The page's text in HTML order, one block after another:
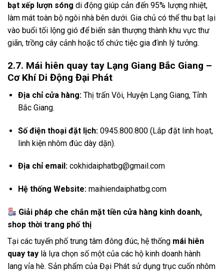
bạt xếp lượn sóng di động giúp cản đến 95% lượng nhiệt,
làm mát toàn bộ ngôi nhà bên dưới. Gia chủ có thể thu bạt lại
vào buổi tối lộng gió để biến sân thượng thành khu vực thư
giãn, trồng cây cảnh hoặc tổ chức tiệc gia đình lý tưởng.
2.7. Mái hiên quay tay Lạng Giang Bắc Giang –
Cơ Khí Di Động Đại Phát
Địa chỉ cửa hàng:Thị trấn Vôi, Huyện Lạng Giang, Tỉnh
Bắc Giang.
Số điện thoại đặt lịch:0945.800.800 (Lắp đặt linh hoạt,
linh kiện nhôm đúc dày dặn).
Địa chỉ email:cokhidaiphatbg@gmail.com
Hệ thống Website:maihiendaiphatbg.com
Giải pháp che chắn mặt tiền cửa hàng kinh doanh,
shop thời trang phố thị
Tại các tuyến phố trung tâm đông đúc, hệ thống mái hiên
quay tay là lựa chọn số một của các hộ kinh doanh hành
lang vỉa hè. Sản phẩm của Đại Phát sử dụng trục cuốn nhôm